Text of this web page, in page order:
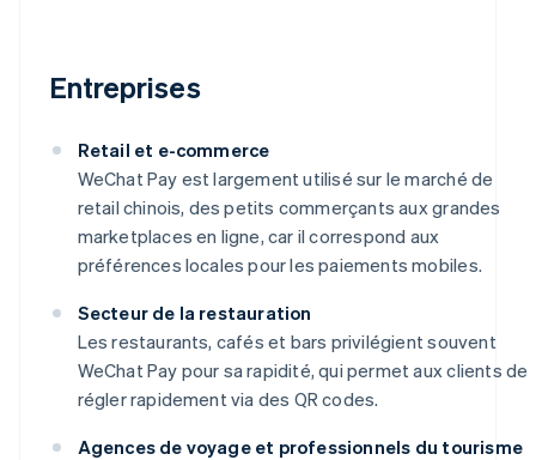
Entreprises
Retail et e-commerce
WeChat Pay est largement utilisé sur le marché de
retail chinois, des petits commerçants aux grandes
marketplaces en ligne, car il correspond aux
préférences locales pour les paiements mobiles.
Secteur de la restauration
Les restaurants, cafés et bars privilégient souvent
WeChat Pay pour sa rapidité, qui permet aux clients de
régler rapidement via des QR codes.
Agences de voyage et professionnels du tourisme